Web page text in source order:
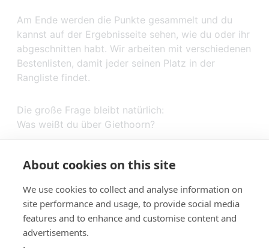
Am Ende werden die Punkte gesammelt und du
kannst auf der Ergebnisseite sehen, wie du oder ihr
abgeschnitten habt. Wir arbeiten mit verschiedenen
Bestenlisten, damit jeder seinen Platz in der
Rangliste findet.
Die große Frage bleibt natürlich:
Was weißt du über Giethoorn?
About cookies on this site
We use cookies to collect and analyse information on
site performance and usage, to provide social media
features and to enhance and customise content and
advertisements.